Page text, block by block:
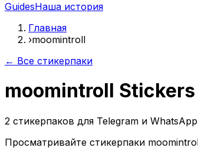
GuidesНаша история
Главная
›moomintroll
← Все стикерпаки
moomintroll Stickers
2 стикерпаков для Telegram и WhatsApp
Просматривайте стикерпаки